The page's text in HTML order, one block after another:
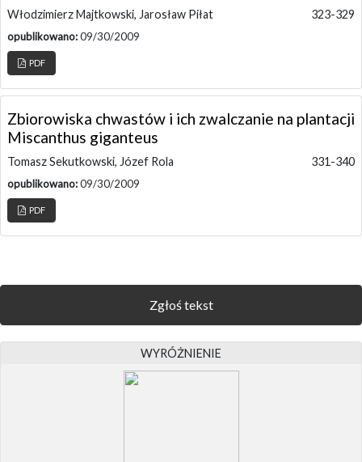
Włodzimierz Majtkowski, Jarosław Piłat 323-329
opublikowano:09/30/2009
PDF
Zbiorowiska chwastów i ich zwalczanie na plantacji
Miscanthus giganteus
Tomasz Sekutkowski, Józef Rola 331-340
opublikowano:09/30/2009
PDF
Zgłoś tekst
WYRÓŻNIENIE